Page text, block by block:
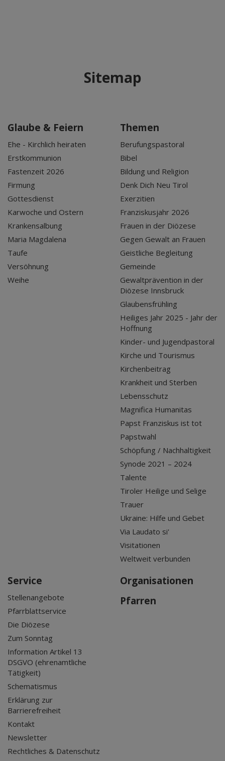
Sitemap
Glaube & Feiern
Ehe - Kirchlich heiraten
Erstkommunion
Fastenzeit 2026
Firmung
Gottesdienst
Karwoche und Ostern
Krankensalbung
Maria Magdalena
Taufe
Versöhnung
Weihe
Themen
Berufungspastoral
Bibel
Bildung und Religion
Denk Dich Neu Tirol
Exerzitien
Franziskusjahr 2026
Frauen in der Diözese
Gegen Gewalt an Frauen
Geistliche Begleitung
Gemeinde
Gewaltprävention in der
Diözese Innsbruck
Glaubensfrühling
Heiliges Jahr 2025 - Jahr der
Hoffnung
Kinder- und Jugendpastoral
Kirche und Tourismus
Kirchenbeitrag
Krankheit und Sterben
Lebensschutz
Magnifica Humanitas
Papst Franziskus ist tot
Papstwahl
Schöpfung / Nachhaltigkeit
Synode 2021 – 2024
Talente
Tiroler Heilige und Selige
Trauer
Ukraine: Hilfe und Gebet
Via Laudato si'
Visitationen
Weltweit verbunden
Service
Stellenangebote
Pfarrblattservice
Die Diözese
Zum Sonntag
Information Artikel 13
DSGVO (ehrenamtliche
Tätigkeit)
Schematismus
Erklärung zur
Barrierefreiheit
Kontakt
Newsletter
Rechtliches & Datenschutz
Organisationen
Pfarren